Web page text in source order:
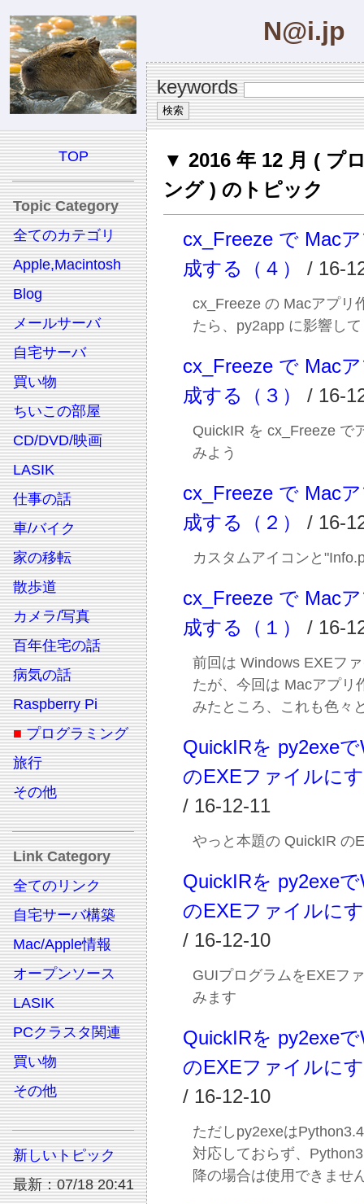
N@i.jp
keywords
TOP
Topic Category
全てのカテゴリ
Apple,Macintosh
Blog
メールサーバ
自宅サーバ
買い物
ちいこの部屋
CD/DVD/映画
LASIK
仕事の話
車/バイク
家の移転
散歩道
カメラ/写真
百年住宅の話
病気の話
Raspberry Pi
■ プログラミング
旅行
その他
Link Category
全てのリンク
自宅サーバ構築
Mac/Apple情報
オープンソース
LASIK
PCクラスタ関連
買い物
その他
新しいトピック
最新：07/18 20:41
▼ 2016 年 12 月 ( プ
ング ) のトピック
cx_Freeze で Mac
成する（４）
/ 16-
cx_Freeze の Macアプリ
たら、py2app に影響し
cx_Freeze で Mac
成する（３）
/ 16-
QuickIR を cx_Freeze で
みよう
cx_Freeze で Mac
成する（２）
/ 16-
カスタムアイコンと
cx_Freeze で Mac
成する（１）
/ 16-
前回は Windows EXEフ
たが、今回は Macアプリ
みたところ、これも色々
QuickIRを py2exe
のEXEファイルに
/ 16-12-11
やっと本題の QuickIR の
QuickIRを py2exe
のEXEファイルに
/ 16-12-10
GUIプログラムをEXEフ
みます
QuickIRを py2exe
のEXEファイルに
/ 16-12-10
ただしpy2exeは
対応しておらず、
降の場合は使用できませ